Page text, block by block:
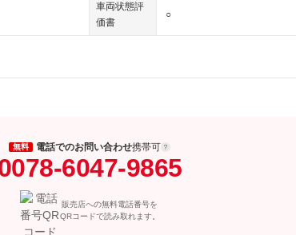
車両状態評
価書
○
無料 電話でのお問い合わせ携帯可
6047-9865
販売店への無料電話番号を
QRコードで読み取れます。